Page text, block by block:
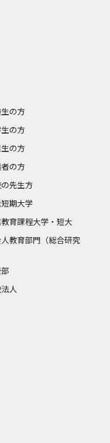
の方
の方
の方
の方
先生方
期大学
育課程大学・短大
教育部門（総合研究
人